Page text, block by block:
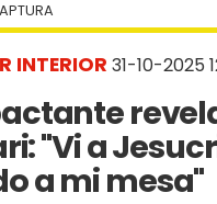
INTERIOR 31-10-2025
"Vi a
a mi mesa"